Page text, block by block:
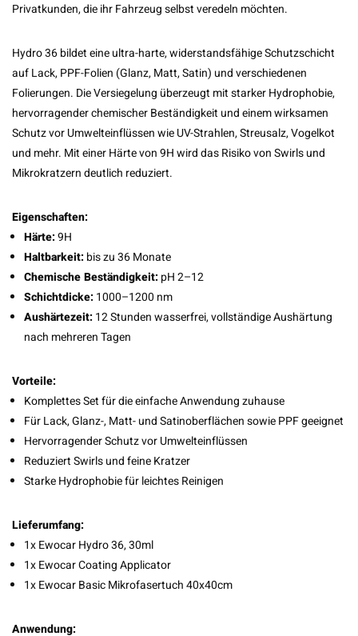
Privatkunden, die ihr Fahrzeug selbst veredeln möchten.
Hydro 36 bildet eine ultra-harte, widerstandsfähige Schutzschicht
auf Lack, PPF-Folien (Glanz, Matt, Satin) und verschiedenen
Folierungen. Die Versiegelung überzeugt mit starker Hydrophobie,
hervorragender chemischer Beständigkeit und einem wirksamen
Schutz vor Umwelteinflüssen wie UV-Strahlen, Streusalz, Vogelkot
und mehr. Mit einer Härte von 9H wird das Risiko von Swirls und
Mikrokratzern deutlich reduziert.
Eigenschaften:
Härte:9H
Haltbarkeit:bis zu 36 Monate
Chemische Beständigkeit:pH 2–12
Schichtdicke:1000–1200 nm
Aushärtezeit:12 Stunden wasserfrei, vollständige Aushärtung
nach mehreren Tagen
Vorteile:
Komplettes Set für die einfache Anwendung zuhause
Für Lack, Glanz-, Matt- und Satinoberflächen sowie PPF geeignet
Hervorragender Schutz vor Umwelteinflüssen
Reduziert Swirls und feine Kratzer
Starke Hydrophobie für leichtes Reinigen
Lieferumfang:
1x Ewocar Hydro 36, 30ml
1x Ewocar Coating Applicator
1x Ewocar Basic Mikrofasertuch 40x40cm
Anwendung: